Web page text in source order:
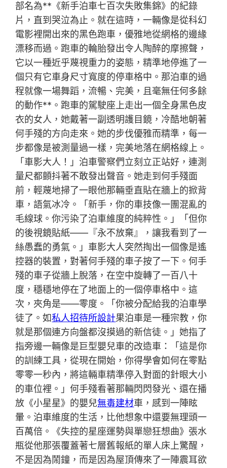
部名為**《新手泊車七百次失敗集錦》的紀錄
片，直到哭泣為止。就在這時，一輛像是從科幻
電影裡開出來的黑色跑車，優雅地從網格的邊緣
漂移而過。跑車的輪胎發出令人陶醉的摩擦聲，
它以一種近乎蔑視重力的姿態，精準地停進了一
個只有它車身尺寸寬度的停車格中。那泊車的過
程就像一場舞蹈，流暢、完美，且毫無任何多餘
的動作**。跑車的駕駛座上走出一個全身黑色皮
衣的女人，她戴著一副透明護目鏡，冷酷地朝著
何手殘的方向走來。她的步伐優雅而精準，每一
步都像是被測量過一樣，完美地落在網格線上。
「車影大人！」泊車警察們立刻立正站好，連測
量尺都顫抖著不敢發出聲音。她走到何手殘面
前，輕蔑地掃了一眼他那輛垂直貼在牆上的掀背
車，語氣冰冷。「新手，你的車技像一團混亂的
毛線球。你污染了泊車維度的純粹性。」「但你
的後視鏡貼紙——『永不放棄』，讓我看到了一
絲愚蠢的勇氣。」車影大人突然掏出一個像是遙
控器的裝置，對著何手殘的車子按了一下。何手
殘的車子從牆上脫落，在空中旋轉了一百八十
度，穩穩地停在了地面上的一個停車格中。這
次，夾角是——零度。「你被分配給我的泊車學
徒了。如私人招待所設計果泊車是一種宗教，你
就是那個連方向盤都沒摸過的新信徒。」她指了
指旁邊一輛像是巨型嬰兒車的改造車：「這是你
的訓練工具，從現在開始，你得學會如何在零點
零零一秒內，將這輛車精準停入對面的針眼大小
的車位裡。」何手殘看著那輛閃閃發光、還在播
放《小星星》的嬰兒無毒建材車，感到一陣眩
暈。泊車維度的生活，比他想象中還要無理頭一
百萬倍。《失控的星座運勢與單戀狂想曲》張水
瓶從他那張覆蓋著七層舊報紙的單人床上驚醒，
不是因為鬧鐘，而是因為屋頂傳來了一陣震耳欲